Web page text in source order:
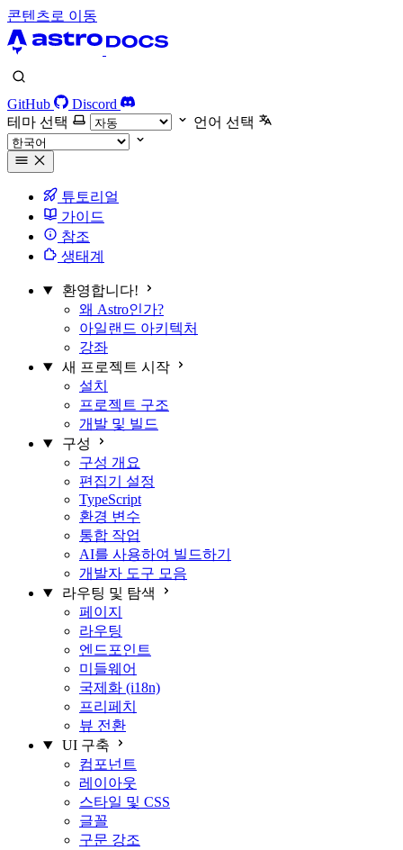
콘텐츠로 이동
GitHub
Discord
테마 선택
언어 선택
튜토리얼
가이드
참조
생태계
환영합니다!
왜 Astro인가?
아일랜드 아키텍처
강좌
새 프로젝트 시작
설치
프로젝트 구조
개발 및 빌드
구성
구성 개요
편집기 설정
TypeScript
환경 변수
통합 작업
AI를 사용하여 빌드하기
개발자 도구 모음
라우팅 및 탐색
페이지
라우팅
엔드포인트
미들웨어
국제화 (i18n)
프리페치
뷰 전환
UI 구축
컴포넌트
레이아웃
스타일 및 CSS
글꼴
구문 강조